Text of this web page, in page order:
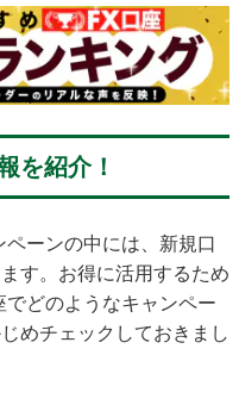
を紹介！
ーンの中には、新規口
す。お得に活用するため
どのようなキャンペー
めチェックしておきまし